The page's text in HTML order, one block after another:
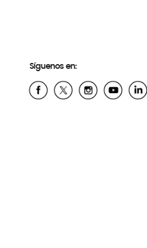
Síguenos en: